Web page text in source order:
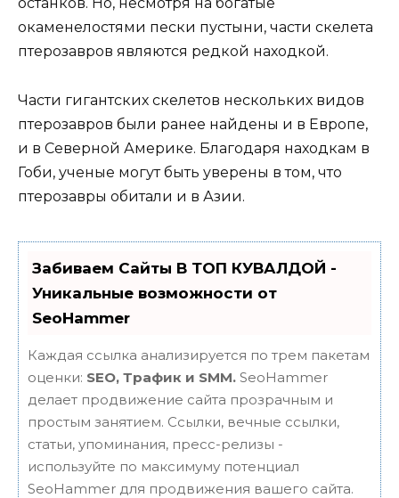
останков. Но, несмотря на богатые
окаменелостями пески пустыни, части скелета
птерозавров являются редкой находкой.
Части гигантских скелетов нескольких видов
птерозавров были ранее найдены и в Европе,
и в Северной Америке. Благодаря находкам в
Гоби, ученые могут быть уверены в том, что
птерозавры обитали и в Азии.
Забиваем Сайты В ТОП КУВАЛДОЙ -
Уникальные возможности от
SeoHammer
Каждая ссылка анализируется по трем пакетам
оценки: SEO, Трафик и SMM. SeoHammer
делает продвижение сайта прозрачным и
простым занятием. Ссылки, вечные ссылки,
статьи, упоминания, пресс-релизы -
используйте по максимуму потенциал
SeoHammer для продвижения вашего сайта.